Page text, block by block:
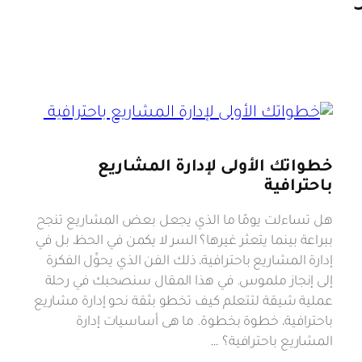
خطواتك الأولى لإدارة المشاريع
باحترافية
هل تساءلت يومًا ما الذي يجعل بعض المشاريع تنجح
ببراعة بينما يتعثر غيرها؟ السر لا يكمن في الحظ، بل في
إدارة المشاريع باحترافية، ذلك الفن الذي يحوِّل الفكرة
إلى إنجاز ملموس. في هذا المقال سنصحبك في رحلة
عملية شيقة لتتعلم كيف تخطو بثقة نحو إدارة مشاريع
باحترافية، خطوة بخطوة. ما هى أساسيات إدارة
المشاريع باحترافية؟ …